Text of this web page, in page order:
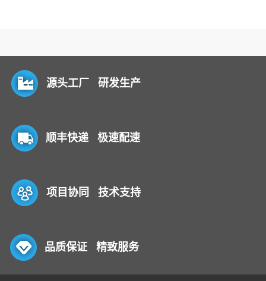
源头工厂 研发生产
顺丰快递 极速配速
项目协同 技术支持
品质保证 精致服务